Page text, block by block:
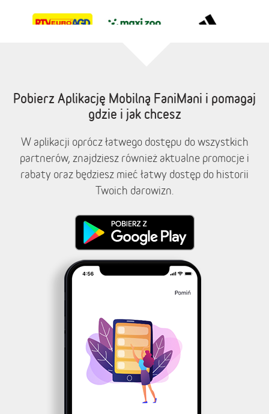
Pobierz Aplikację Mobilną FaniMani i pomagaj
gdzie i jak chcesz
W aplikacji oprócz łatwego dostępu do wszystkich
partnerów, znajdziesz również aktualne promocje i
rabaty oraz będziesz mieć łatwy dostęp do historii
Twoich darowizn.